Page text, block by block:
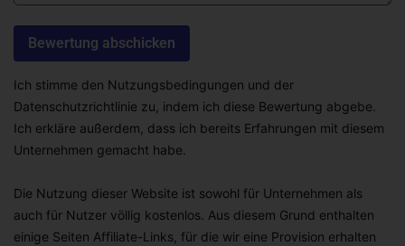
Ich stimme den Nutzungsbedingungen und der
Datenschutzrichtlinie zu, indem ich diese Bewertung abgebe.
Ich erkläre außerdem, dass ich bereits Erfahrungen mit diesem
Unternehmen gemacht habe.
Die Nutzung dieser Website ist sowohl für Unternehmen als
auch für Nutzer völlig kostenlos. Aus diesem Grund enthalten
einige Seiten Affiliate-Links, für die wir eine Provision erhalten